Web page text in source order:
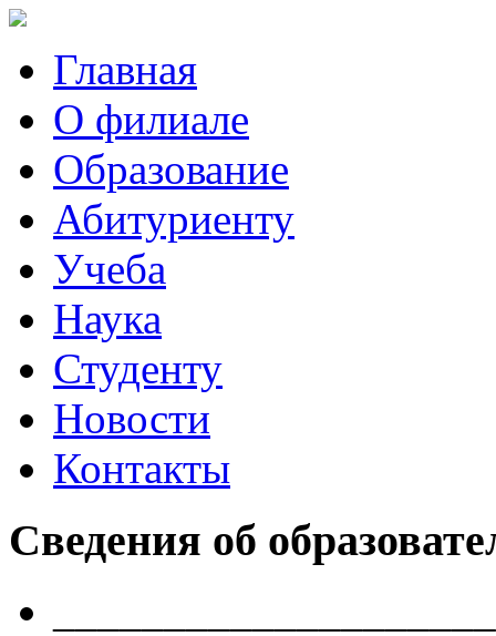
Главная
О филиале
Образование
Абитуриенту
Учеба
Наука
Студенту
Новости
Контакты
Сведения об